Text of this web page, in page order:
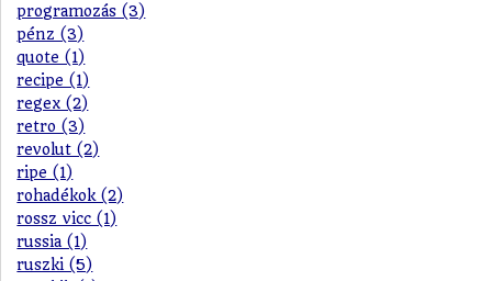
programozás (3)
pénz (3)
quote (1)
recipe (1)
regex (2)
retro (3)
revolut (2)
ripe (1)
rohadékok (2)
rossz vicc (1)
russia (1)
ruszki (5)